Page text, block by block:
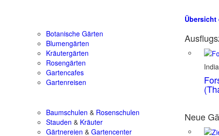
Übersicht
Botanische Gärten
Blumengärten
Kräutergärten
Rosengärten
Gartencafes
Gartenreisen
Baumschulen & Rosenschulen
Stauden & Kräuter
Gärtnereien & Gartencenter
Neue